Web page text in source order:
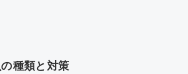
種類と対策